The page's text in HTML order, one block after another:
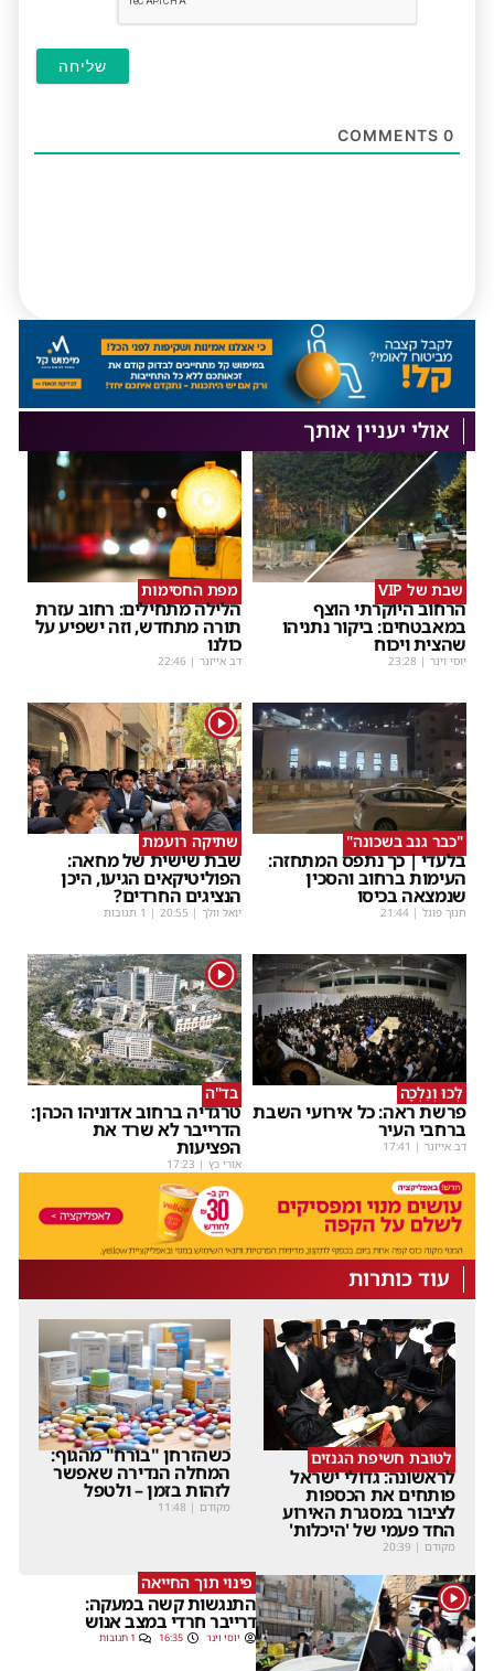
0
אולי יעניין אותך
שבת של VIP
הרחוב היוקרתי הוצף
במאבטחים: ביקור נתניהו
שהצית ויכוח
יוסי וינר |
23:28
מפת החסימות
הלילה מתחילים: רחוב עזרת
תורה מתחדש, וזה ישפיע על
כולנו
דב אייזנר |
22:46
"כבר גנב בשכונה"
בלעדי | כך נתפס המתחזה:
העימות ברחוב והסכין
שנמצאה בכיסו
חנוך פוגל |
21:44
1
שתיקה רועמת
שבת שישית של מחאה:
הפוליטיקאים הגיעו, היכן
הנציגים החרדים?
יואל וולך |
20:55 | 1 תגובות
לְכוּ וְנֵלְכָה
פרשת ראה: כל אירועי השבת
ברחבי העיר
דב אייזנר |
17:41
1
בד"ה
טרגדיה ברחוב אדוניהו הכהן:
הדרייבר לא שרד את
הפציעות
אורי כץ |
17:23
עוד כותרות
לטובת חשיפת הגנזים
לראשונה: גדולי ישראל
פותחים את הכספות
לציבור במסגרת האירוע
החד פעמי של 'היכלות'
מקודם |
20:39
כשהזרחן "בורח" מהגוף:
המחלה הנדירה שאפשר
לזהות בזמן – ולטפל
מקודם |
11:48
1 פינוי תוך החייאה
התנגשות קשה במעקה:
דרייבר חרדי במצב אנוש
יוסי וינר 16:35 1 תגובות